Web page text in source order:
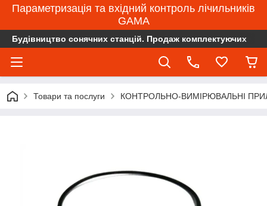
Параметризація та вхідний контроль лічильників
GAMA
Будівництво сонячних станцій. Продаж комплектуючих
Товари та послуги КОНТРОЛЬНО-ВИМІРЮВАЛЬНІ